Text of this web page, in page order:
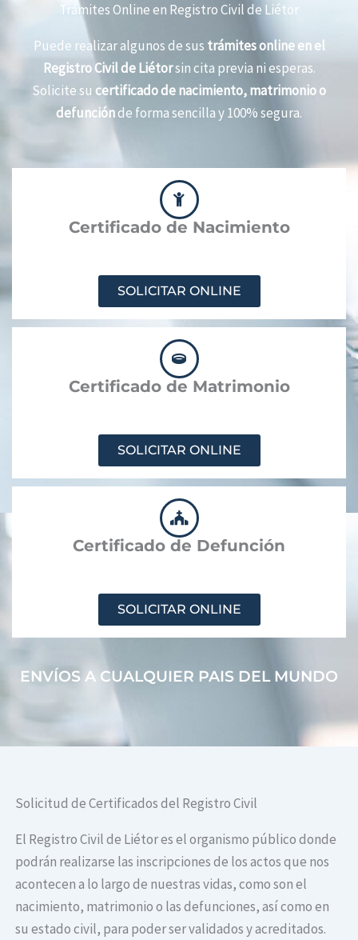
Trámites Online en Registro Civil de Liétor
Puede realizar algunos de sus trámites online en el
Registro Civil de Liétorsin cita previa ni esperas.
Solicite su certificado de nacimiento, matrimonio o
defunciónde forma sencilla y 100% segura.
Certificado de Nacimiento
SOLICITAR ONLINE
Certificado de Matrimonio
SOLICITAR ONLINE
Certificado de Defunción
SOLICITAR ONLINE
ENVÍOS A CUALQUIER PAIS DEL MUNDO
Solicitud de Certificados del Registro Civil
El Registro Civil de Liétor es el organismo público donde
podrán realizarse las inscripciones de los actos que nos
acontecen a lo largo de nuestras vidas, como son el
nacimiento, matrimonio o las defunciones, así como en
su estado civil, para poder ser validados y acreditados.